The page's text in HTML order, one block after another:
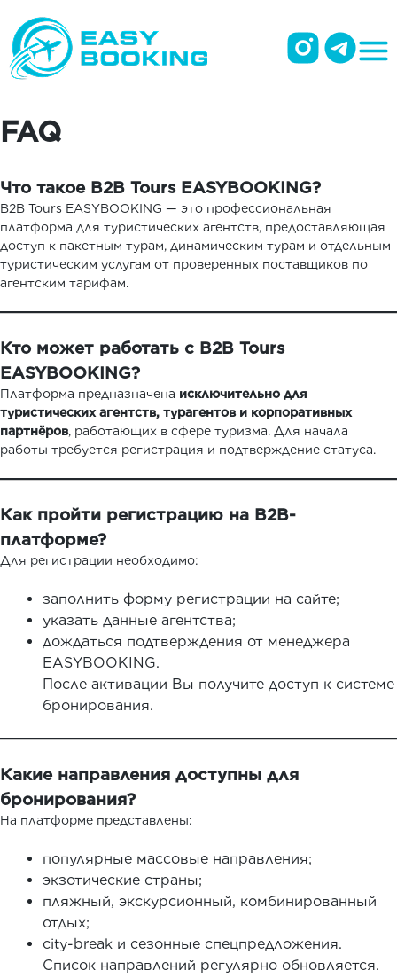
FAQ
Что такое B2B Tours EASYBOOKING?
B2B Tours EASYBOOKING — это профессиональная
платформа для туристических агентств, предоставляющая
доступ к пакетным турам, динамическим турам и отдельным
туристическим услугам от проверенных поставщиков по
агентским тарифам.
Кто может работать с B2B Tours
EASYBOOKING?
Платформа предназначена исключительно для
туристических агентств, турагентов и корпоративных
партнёров, работающих в сфере туризма. Для начала
работы требуется регистрация и подтверждение статуса.
Как пройти регистрацию на B2B-
платформе?
Для регистрации необходимо:
заполнить форму регистрации на сайте;
указать данные агентства;
дождаться подтверждения от менеджера
EASYBOOKING.
После активации Вы получите доступ к системе
бронирования.
Какие направления доступны для
бронирования?
На платформе представлены:
популярные массовые направления;
экзотические страны;
пляжный, экскурсионный, комбинированный
отдых;
city-break и сезонные спецпредложения.
Список направлений регулярно обновляется.